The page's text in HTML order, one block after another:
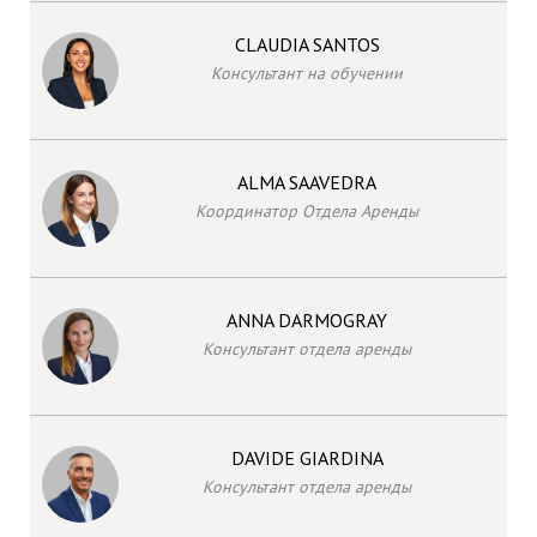
CLAUDIA SANTOS
Консультант на обучении
ALMA SAAVEDRA
Координатор Отдела Аренды
ANNA DARMOGRAY
Консультант отдела аренды
DAVIDE GIARDINA
Консультант отдела аренды